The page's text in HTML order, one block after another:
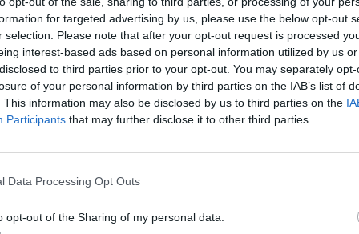
for targeted advertising by us, please use the below opt-out
selection. Please note that after your opt-out request is processed
interest-based ads based on personal information utilized by us
to third parties prior to your opt-out. You may separately
of your personal information by third parties on the IAB’s list of
This information may also be disclosed by us to third parties on the
Participants that may further disclose it to other third parties.
Data Processing Opt Outs
opt-out of the Sharing of my personal data.
τον υποτιμάς ποτέ.
είναι κακός, αλλά γιατί ξέρει κάτι που δεν ξέρεις
Αν δεν τον καταλαβαίνεις, κάνε ένα βήμα πίσω.